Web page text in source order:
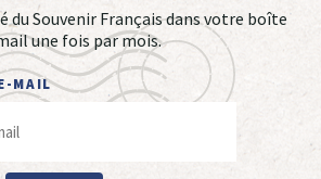
du Souvenir Français dans votre boîte
une fois par mois.
MAIL